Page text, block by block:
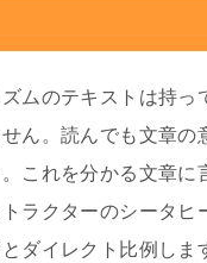
ムのテキストは持っ
ん。読んでも文章の
これを分かる文章に
ラクターのシータヒ
ダイレクト比例しま